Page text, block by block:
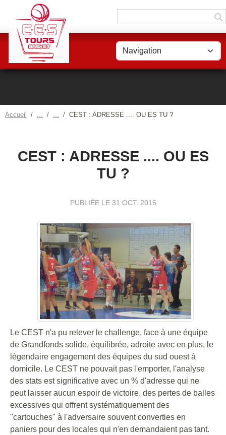
Accueil CEST : ADRESSE .... OU ES TU ?
CEST : ADRESSE .... OU ES
TU ?
PUBLIÉE LE 31 OCT. 2016
Le CEST n'a pu relever le challenge, face à une équipe
de Grandfonds solide, équilibrée, adroite avec en plus, le
légendaire engagement des équipes du sud ouest à
domicile. Le CEST ne pouvait pas l'emporter, l'analyse
des stats est significative avec un % d'adresse qui ne
peut laisser aucun espoir de victoire, des pertes de balles
excessives qui offrent systématiquement des
"cartouches" à l'adversaire souvent converties en
paniers pour des locales qui n'en demandaient pas tant.
Panneau de gestion des cookies